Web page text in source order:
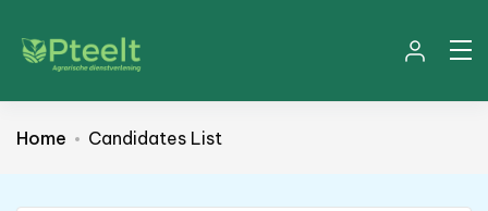
Home Candidates List